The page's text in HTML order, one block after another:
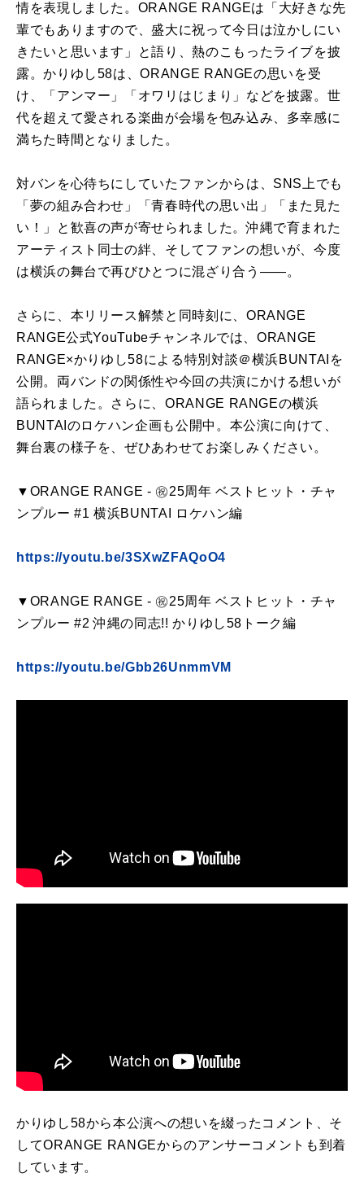
情を表現しました。ORANGE RANGEは「大好きな先
輩でもありますので、盛大に祝って今日は泣かしにい
きたいと思います」と語り、熱のこもったライブを披
露。かりゆし58は、ORANGE RANGEの思いを受
け、「アンマー」「オワリはじまり」などを披露。世
代を超えて愛される楽曲が会場を包み込み、多幸感に
満ちた時間となりました。
対バンを心待ちにしていたファンからは、SNS上でも
「夢の組み合わせ」「青春時代の思い出」「また見た
い！」と歓喜の声が寄せられました。沖縄で育まれた
アーティスト同士の絆、そしてファンの想いが、今度
は横浜の舞台で再びひとつに混ざり合う――。
さらに、本リリース解禁と同時刻に、ORANGE
RANGE公式YouTubeチャンネルでは、ORANGE
RANGE×かりゆし58による特別対談＠横浜BUNTAIを
公開。両バンドの関係性や今回の共演にかける想いが
語られました。さらに、ORANGE RANGEの横浜
BUNTAIのロケハン企画も公開中。本公演に向けて、
舞台裏の様子を、ぜひあわせてお楽しみください。
▼ORANGE RANGE - ㊗25周年 ベストヒット・チャ
ンプルー #1 横浜BUNTAI ロケハン編
https://youtu.be/3SXwZFAQoO4
▼ORANGE RANGE - ㊗︎25周年 ベストヒット・チャ
ンプルー #2 沖縄の同志!! かりゆし58トーク編
https://youtu.be/Gbb26UnmmVM
かりゆし58から本公演への想いを綴ったコメント、そ
してORANGE RANGEからのアンサーコメントも到着
しています。